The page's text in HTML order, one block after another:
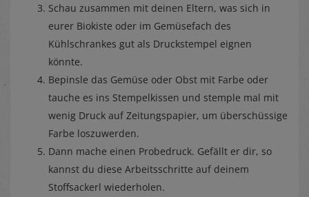
Schau zusammen mit deinen Eltern, was sich in
eurer Biokiste oder im Gemüsefach des
Kühlschrankes gut als Druckstempel eignen
könnte.
Bepinsle das Gemüse oder Obst mit Farbe oder
tauche es ins Stempelkissen und stemple mal mit
wenig Druck auf Zeitungspapier, um überschüssige
Farbe loszuwerden.
Dann mache einen Probedruck. Gefällt er dir, so
kannst du diese Arbeitsschritte auf deinem
Stoffsackerl wiederholen.